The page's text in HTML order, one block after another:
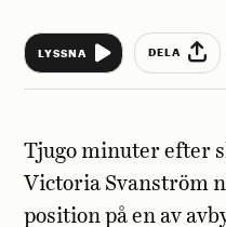
LYSSNA DELA
Tjugo minuter efter
Victoria Svanström
position på en av